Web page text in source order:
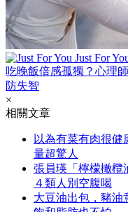
Just For
吃晚飯倍感孤獨？心理
防失智
×
相關文章
以為有菜有肉很
量超驚人
張員瑛「檸檬橄欖
４類人別空腹喝
大豆油出包，豬油